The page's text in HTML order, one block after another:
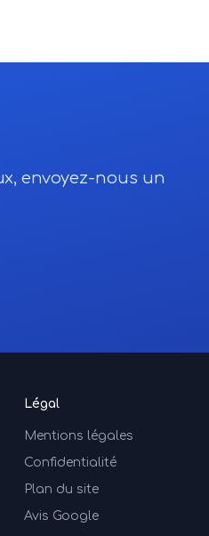
envoyez-nous un
Légal
Mentions légales
Confidentialité
Plan du site
Avis Google